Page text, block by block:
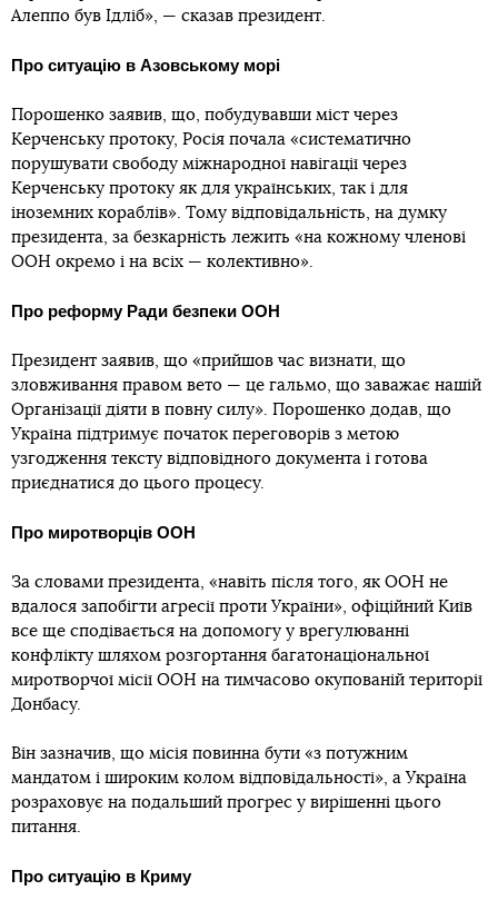
Алеппо був Ідліб», — сказав президент.
Про ситуацію в Азовському морі
Порошенко заявив, що, побудувавши міст через
Керченську протоку, Росія почала «систематично
порушувати свободу міжнародної навігації через
Керченську протоку як для українських, так і для
іноземних кораблів». Тому відповідальність, на думку
президента, за безкарність лежить «на кожному членові
ООН окремо і на всіх — колективно».
Про реформу Ради безпеки ООН
Президент заявив, що «прийшов час визнати, що
зловживання правом вето — це гальмо, що заважає нашій
Організації діяти в повну силу». Порошенко додав, що
Україна підтримує початок переговорів з метою
узгодження тексту відповідного документа і готова
приєднатися до цього процесу.
Про миротворців ООН
За словами президента, «навіть після того, як ООН не
вдалося запобігти агресії проти України», офіційний Київ
все ще сподівається на допомогу у врегулюванні
конфлікту шляхом розгортання багатонаціональної
миротворчої місії ООН на тимчасово окупованій території
Донбасу.
Він зазначив, що місія повинна бути «з потужним
мандатом і широким колом відповідальності», а Україна
розраховує на подальший прогрес у вирішенні цього
питання.
Про ситуацію в Криму